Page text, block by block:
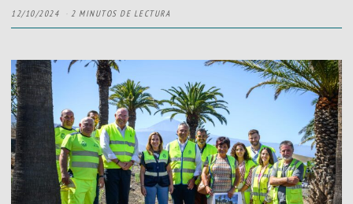
12/10/2024 2 MINUTOS DE LECTURA